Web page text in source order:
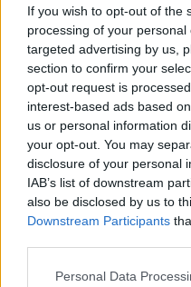
If you wish to opt-out of the
processing of your
targeted advertising by us,
section to confirm your
opt-out request is
interest-based ads based
us or personal information
your opt-out. You may
disclosure of your personal
IAB’s list of downstream
also be disclosed by us to
Downstream Participants
Please note that this
Personal Data
A 2014 végi kínai
csúcsot felállítóWinSun
építész- és tervezőiroda
200 négyzetméteres
fogják printelni. A gépet
a nyomtatáshoz
megerősített
feljavított gipszet (GRG)
néhány hét alatt
80, a munka közben
százalékkal lehet
módszerekkel